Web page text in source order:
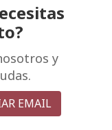
y
EMAIL